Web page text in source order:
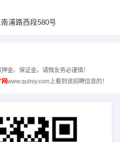
浦路西段580号
金、保证金，请微友务必谨慎！
网www.qulniy.com上看到该招聘信息的！